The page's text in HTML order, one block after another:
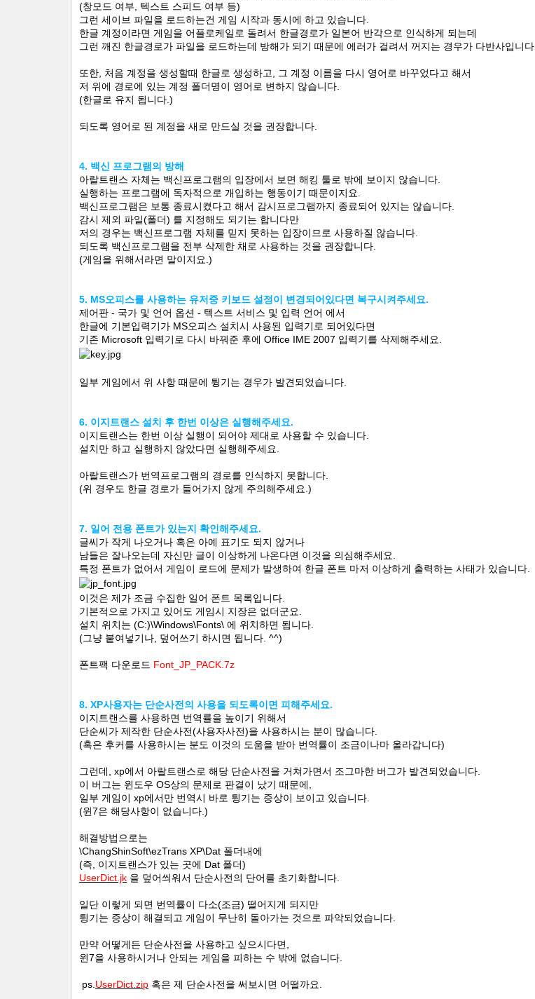
(창모드 여부, 텍스트 스피드 여부 등)
그런 세이브 파일을 로드하는건 게임 시작과 동시에 하고 있습니다.
한글 계정이라면 게임을 어플로케일로 돌려서 한글경로가 일본어 반각으로 인식하게 되는데
그런 깨진 한글경로가 파일을 로드하는데 방해가 되기 때문에 에러가 걸려서 꺼지는 경우가 다반사입니다.
또한, 처음 계정을 생성할때 한글로 생성하고, 그 계정 이름을 다시 영어로 바꾸었다고 해서
저 위에 경로에 있는 계정 폴더명이 영어로 변하지 않습니다.
(한글로 유지 됩니다.)
되도록 영어로 된 계정을 새로 만드실 것을 권장합니다.
4. 백신 프로그램의 방해
아랄트랜스 자체는 백신프로그램의 입장에서 보면 해킹 툴로 밖에 보이지 않습니다.
실행하는 프로그램에 독자적으로 개입하는 행동이기 때문이지요.
백신프로그램은 보통 종료시켰다고 해서 감시프로그램까지 종료되어 있지는 않습니다.
감시 제외 파일(폴더) 를 지정해도 되기는 합니다만
저의 경우는 백신프로그램 자체를 믿지 못하는 입장이므로 사용하질 않습니다.
되도록 백신프로그램을 전부 삭제한 채로 사용하는 것을 권장합니다.
(게임을 위해서라면 말이지요.)
5. MS오피스를 사용하는 유저중 키보드 설정이 변경되어있다면 복구시켜주세요.
제어판 - 국가 및 언어 옵션 - 텍스트 서비스 및 입력 언어 에서
한글에 기본입력기가 MS오피스 설치시 사용된 입력기로 되어있다면
기존 Microsoft 입력기로 다시 바꿔준 후에 Office IME 2007 입력기를 삭제해주세요.
일부 게임에서 위 사항 때문에 튕기는 경우가 발견되었습니다.
6. 이지트랜스 설치 후 한번 이상은 실행해주세요.
이지트랜스는 한번 이상 실행이 되어야 제대로 사용할 수 있습니다.
설치만 하고 실행하지 않았다면 실행해주세요.
아랄트랜스가 번역프로그램의 경로를 인식하지 못합니다.
(위 경우도 한글 경로가 들어가지 않게 주의해주세요.)
7. 일어 전용 폰트가 있는지 확인해주세요.
글씨가 작게 나오거나 혹은 아예 표기도 되지 않거나
남들은 잘나오는데 자신만 글이 이상하게 나온다면 이것을 의심해주세요.
특정 폰트가 없어서 게임이 로드에 문제가 발생하여 한글 폰트 마저 이상하게 출력하는 사태가 있습니다.
이것은 제가 조금 수집한 일어 폰트 목록입니다.
기본적으로 가지고 있어도 게임시 지장은 없더군요.
설치 위치는 (C:)\Windows\Fonts\ 에 위치하면 됩니다.
(그냥 붙여넣기나, 덮어쓰기 하시면 됩니다. ^^)
폰트팩 다운로드 Font_JP_PACK.7z
8. XP사용자는 단순사전의 사용을 되도록이면 피해주세요.
이지트랜스를 사용하면 번역률을 높이기 위해서
단순씨가 제작한 단순사전(사용자사전)을 사용하시는 분이 많습니다.
(혹은 후커를 사용하시는 분도 이것의 도움을 받아 번역률이 조금이나마 올라갑니다)
그런데, xp에서 아랄트랜스로 해당 단순사전을 거쳐가면서 조그마한 버그가 발견되었습니다.
이 버그는 윈도우 OS상의 문제로 판결이 났기 때문에,
일부 게임이 xp에서만 번역시 바로 튕기는 증상이 보이고 있습니다.
(윈7은 해당사항이 없습니다.)
해결방법으로는
\ChangShinSoft\ezTrans XP\Dat 폴더내에
(즉, 이지트랜스가 있는 곳에 Dat 폴더)
UserDict.jk 을 덮어씌워서 단순사전의 단어를 초기화합니다.
일단 이렇게 되면 번역률이 다소(조금) 떨어지게 되지만
튕기는 증상이 해결되고 게임이 무난히 돌아가는 것으로 파악되었습니다.
만약 어떻게든 단순사전을 사용하고 싶으시다면,
윈7을 사용하시거나 안되는 게임을 피하는 수 밖에 없습니다.
ps. UserDict.zip 혹은 제 단순사전을 써보시면 어떨까요.